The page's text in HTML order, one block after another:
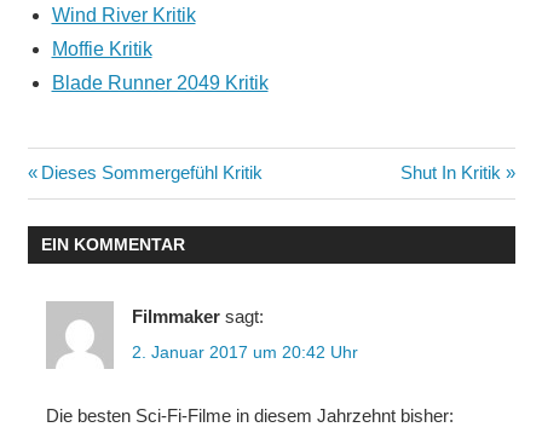
Wind River Kritik
Moffie Kritik
Blade Runner 2049 Kritik
Beitragsnavigation
Vorheriger
Beitrag:
Dieses Sommergefühl Kritik
Nächster
Beitrag:
Shut In Kritik
EIN KOMMENTAR
Filmmaker sagt:
2. Januar 2017 um 20:42 Uhr
Die besten Sci-Fi-Filme in diesem Jahrzehnt bisher: